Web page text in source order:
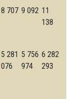
8 707 9 092 11
138
5 281
076
5 756
974
6 282
293